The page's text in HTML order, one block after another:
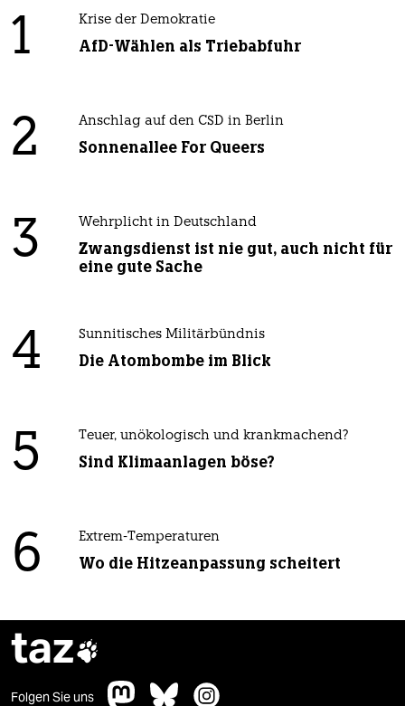
1 Krise der Demokratie
AfD-Wählen als Triebabfuhr
2 Anschlag auf den CSD in Berlin
Sonnenallee For Queers
3 Wehrplicht in Deutschland
Zwangsdienst ist nie gut, auch nicht für
eine gute Sache
4 Sunnitisches Militärbündnis
Die Atombombe im Blick
5 Teuer, unökologisch und krankmachend?
Sind Klimaanlagen böse?
6 Extrem-Temperaturen
Wo die Hitzeanpassung scheitert
taz
Folgen Sie uns